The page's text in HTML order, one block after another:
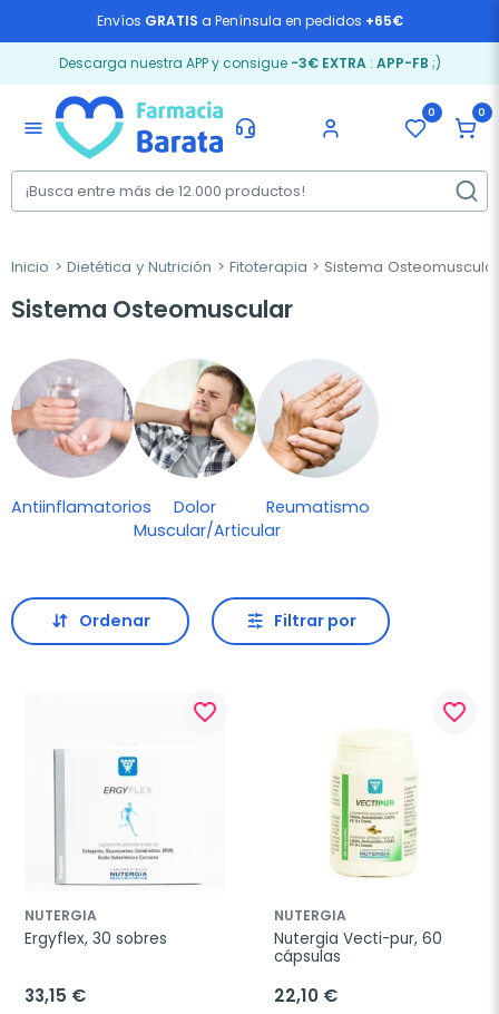
Envíos GRATIS a Península en pedidos +65€
Descarga nuestra APP y consigue -3€ EXTRA: APP-FB ;)
menu
0 0
Inicio Dietética y Nutrición Fitoterapia Sistema
Sistema Osteomuscular
Antiinflamatorios
Dolor
Muscular/Articular
Reumatismo
Ordenar Filtrar por
favorite_border
NUTERGIA
Ergyflex, 30 sobres
33,15 €
favorite_border
NUTERGIA
Nutergia Vecti-pur, 60
cápsulas
22,10 €